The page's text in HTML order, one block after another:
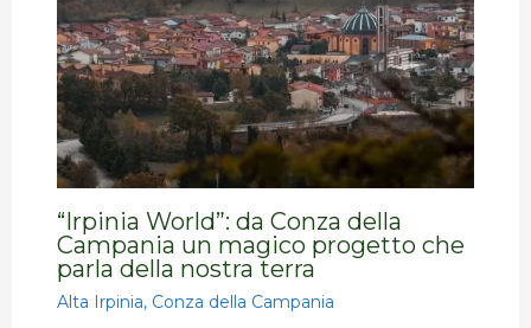
“Irpinia World”: da Conza della
Campania un magico progetto che
parla della nostra terra
Alta Irpinia, Conza della Campania